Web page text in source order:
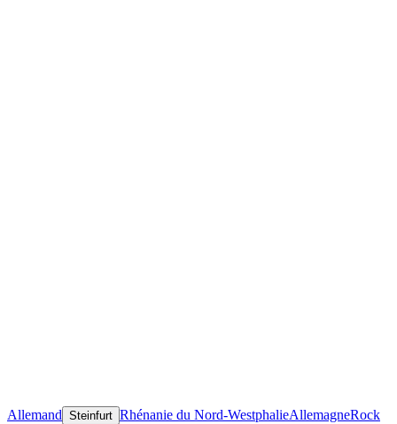
Allemand Steinfurt Rhénanie du Nord-WestphalieAllemagneRock